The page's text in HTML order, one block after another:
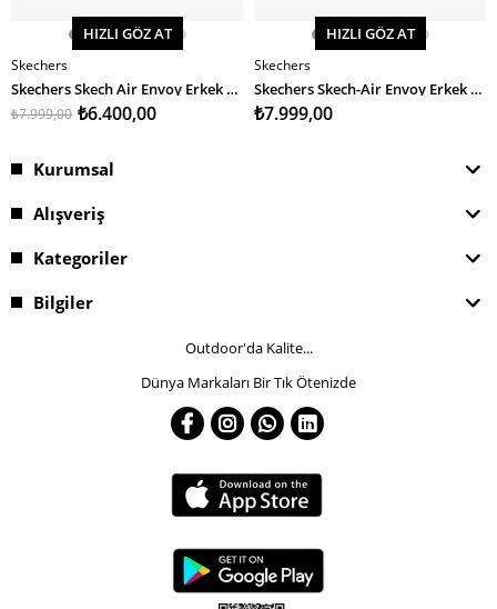
SEPETE EKLE
HIZLI GÖZ AT
Skechers
Skechers Skech Air Envoy Erkek Spor Ayakkabı
₺6.400,00
₺7.999,00
SEPETE EKLE
HIZLI GÖZ AT
Skechers
Skechers Skech-Air Envoy Erkek Spor Ayakkabı
₺7.999,00
Kurumsal
Alışveriş
Kategoriler
Bilgiler
Outdoor'da Kalite...
Dünya Markaları Bir Tık Ötenizde